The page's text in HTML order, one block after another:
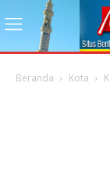
Beranda Kota